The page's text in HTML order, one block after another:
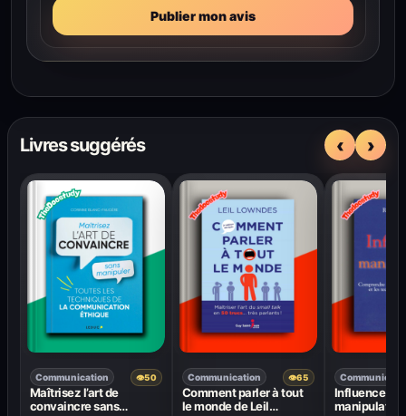
Publier mon avis
Livres suggérés ‹ ›
Communication 👁50
Maîtrisez l’art de
convaincre sans
Communication 👁65
Comment parler à tout
le monde de Leil
Influence et